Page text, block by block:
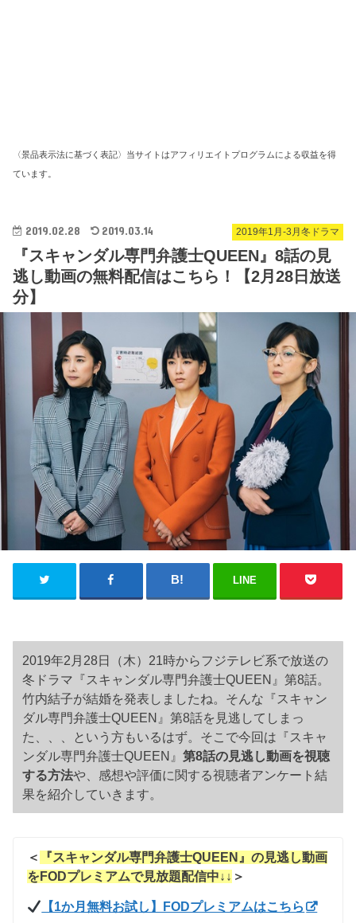
〈景品表示法に基づく表記〉当サイトはアフィリエイトプログラムによる収益を得
ています。
2019年1月-3月冬ドラマ
2019.02.28 2019.03.14
『スキャンダル専門弁護士QUEEN』8話の見
逃し動画の無料配信はこちら！【2月28日放送
分】
LINE
2019年2月28日（木）21時からフジテレビ系で放送の
冬ドラマ『スキャンダル専門弁護士QUEEN』第8話。
竹内結子が結婚を発表しましたね。そんな『スキャン
ダル専門弁護士QUEEN』第8話を見逃してしまっ
た、、、という方もいるはず。そこで今回は『スキャ
ンダル専門弁護士QUEEN』第8話の見逃し動画を視聴
する方法や、感想や評価に関する視聴者アンケート結
果を紹介していきます。
＜
『スキャンダル専門弁護士QUEEN』の見逃し動画
を FODプレミアムで見放題配信中↓↓ ＞
【1か月無料お試し】FODプレミアムはこちら